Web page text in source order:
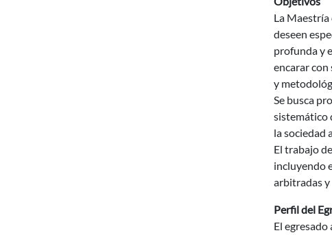
La Maestría
deseen
profunda y
encarar
y
Se busca
sistemático
la sociedad
El trabajo
incluyendo
arbitradas y
Perfil del
El